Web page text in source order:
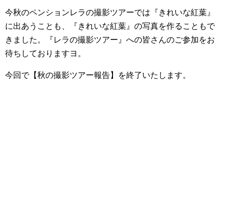
今秋のペンションレラの撮影ツアーでは『きれいな紅葉』
に出あうことも、『きれいな紅葉』の写真を作ることもで
きました。『レラの撮影ツアー』への皆さんのご参加をお
待ちしておりますヨ。
今回で【秋の撮影ツアー報告】を終了いたします。